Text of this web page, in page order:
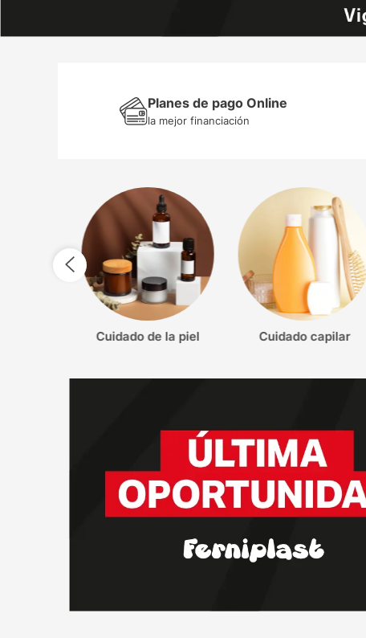
Planes de pago Online
la mejor financiación
cuidado capilar electro